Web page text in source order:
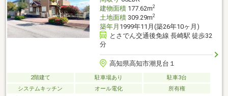
建物面積177.62m2
土地面積309.29m2
築年月 1999年11月(築26年10ヶ月)
とさでん交通後免線 長崎駅 徒歩32
分
高知県高知市潮見台１
2階建て 駐車場あり
駐車3台
システムキッチン
オール電化 所有権